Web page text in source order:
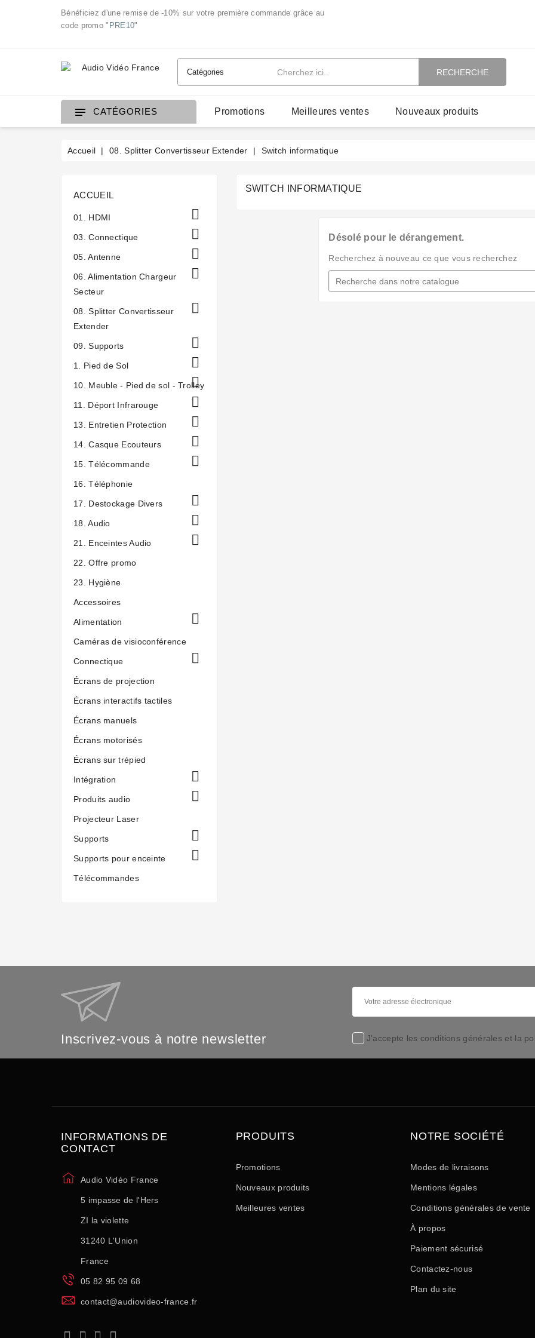
Bénéficiez d'une remise de -10% sur votre première commande grâce au
code promo " PRE10"
RECHERCHE
CATÉGORIES Promotions Meilleures ventes Nouveaux produits
Accueil 08. Splitter Convertisseur Extender Switch informatique
ACCUEIL
01. HDMI 
03. Connectique 
05. Antenne 
06. Alimentation Chargeur
Secteur

08. Splitter Convertisseur
Extender

09. Supports 
1. Pied de Sol 
10. Meuble - Pied de sol - Trolley

11. Déport Infrarouge 
13. Entretien Protection 
14. Casque Ecouteurs 
15. Télécommande 
16. Téléphonie
17. Destockage Divers 
18. Audio 
21. Enceintes Audio 
22. Offre promo
23. Hygiène
Accessoires
Alimentation 
Caméras de visioconférence
Connectique 
Écrans de projection
Écrans interactifs tactiles
Écrans manuels
Écrans motorisés
Écrans sur trépied
Intégration 
Produits audio 
Projecteur Laser
Supports 
Supports pour enceinte 
Télécommandes
SWITCH INFORMATIQUE
Désolé pour le dérangement.
Recherchez à nouveau ce que vous recherchez
Inscrivez-vous à notre newsletter J'accepte les conditions générales et la
INFORMATIONS DE
CONTACT
Audio Vidéo France
5 impasse de l'Hers
ZI la violette
31240 L'Union
France
05 82 95 09 68
contact@audiovideo-france.fr
PRODUITS
Promotions
Nouveaux produits
Meilleures ventes
NOTRE SOCIÉTÉ
Modes de livraisons
Mentions légales
Conditions générales de vente
À propos
Paiement sécurisé
Contactez-nous
Plan du site